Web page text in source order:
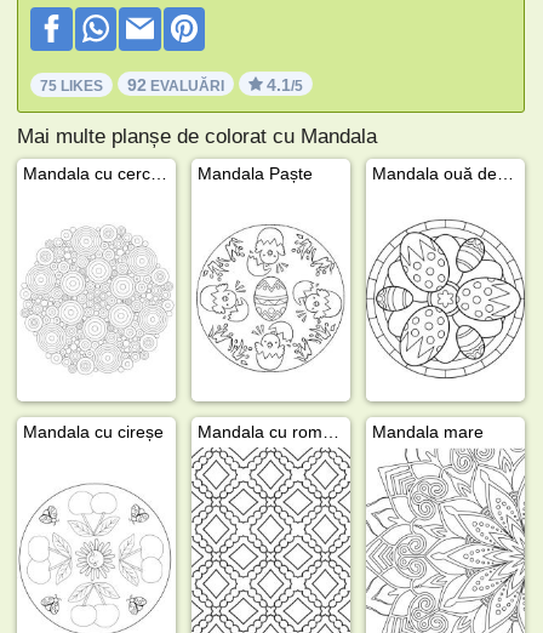
75 LIKES 92 EVALUĂRI 4.1/5
Mai multe planșe de colorat cu Mandala
Mandala Paște
Mandala cu cireșe Mandala mare